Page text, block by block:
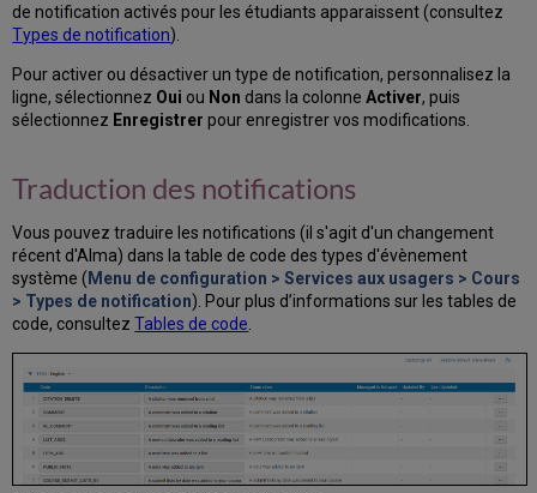
de notification activés pour les étudiants apparaissent (consultez
Types de notification).
Pour activer ou désactiver un type de notification, personnalisez la
ligne, sélectionnez Oui ou Non dans la colonneActiver, puis
sélectionnez Enregistrer pour enregistrer vos modifications.
Traduction des notifications
Vous pouvez traduire les notifications (il s'agit d'un changement
récent d'Alma) dans la table de code des types d'évènement
système ( Menu de configuration > Services aux usagers > Cours
> Types de notification). Pour plus d’informations sur les tables de
code, consultezTables de code